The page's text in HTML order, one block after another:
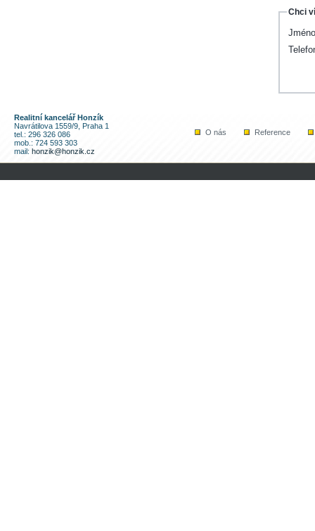
Chci
Realitní kancelář Honzík
Navrátilova 1559/9, Praha 1
tel.: 296 326 086
mob.: 724 593 303
mail: honzik@honzik.cz
O nás Reference